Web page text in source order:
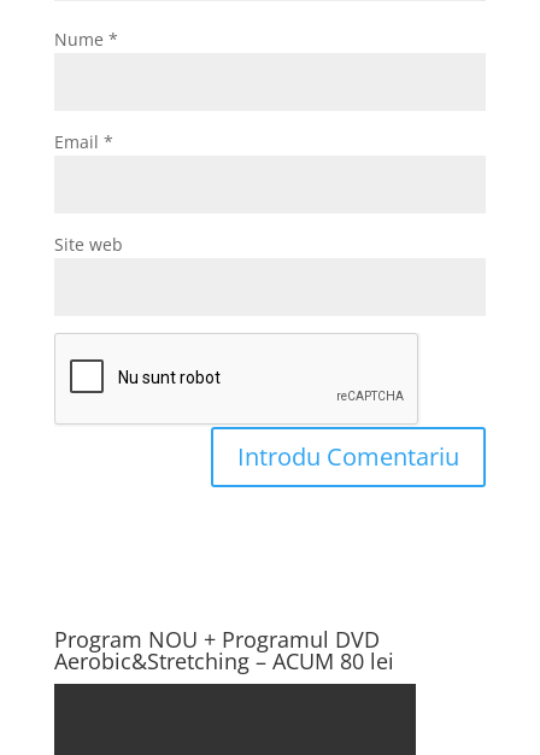
Nume *
Email *
Site web
Program NOU + Programul DVD
Aerobic&Stretching – ACUM 80 lei